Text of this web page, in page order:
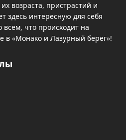
возраста, пристрастий и
здесь интересную для себя
что происходит на
в «Монако и Лазурный берег»!